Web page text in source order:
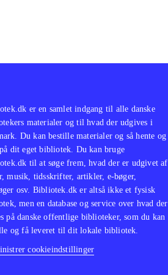
er en samlet indgang til alle danske
materialer og til hvad der udgives i
Du kan bestille materialer og så hente og
dit eget bibliotek. Du kan bruge
til at søge frem, hvad der er udgivet af
musik, tidsskrifter, artikler, e-bøger,
osv. Bibliotek.dk er altså ikke et fysisk
men en database og service over hvad der
på danske offentlige biblioteker, som du kan
og få leveret til dit lokale bibliotek.
cookieindstillinger